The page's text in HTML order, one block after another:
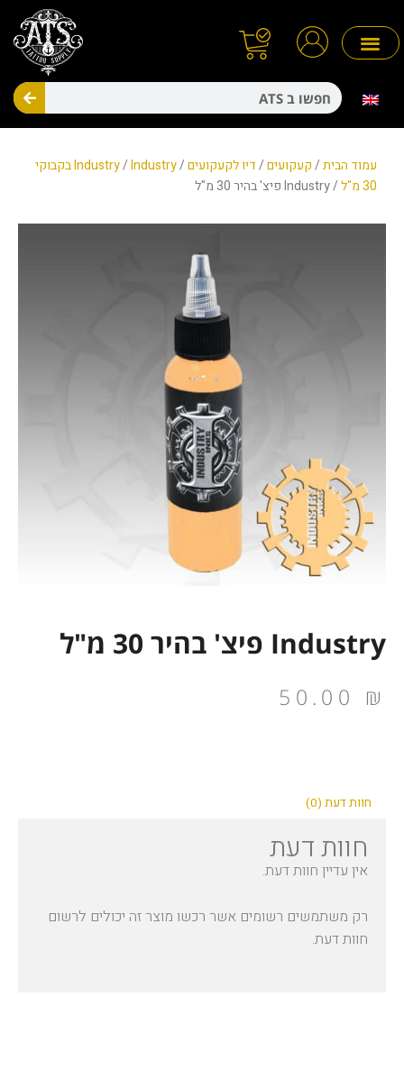
לתוכן
עמוד הבית/קעקועים/דיו לקעקועים/
Industry/
Industry בקבוקי
30 מ"ל
/ Industry פיצ' בהיר 30 מ"ל
Industry פיצ' בהיר 30 מ"ל
50.00 ₪
חוות דעת (0)
חוות דעת
אין עדיין חוות דעת.
רק משתמשים רשומים אשר רכשו מוצר זה יכולים לרשום
חוות דעת.